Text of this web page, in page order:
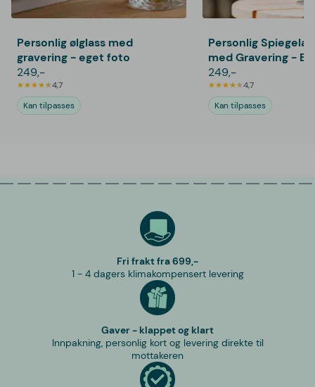
Personlig ølglass med
gravering - eget foto
249,-
4,7
Kan tilpasses
Personlig
med Gravering -
Navn & Krans
249,-
4,7
Kan tilpasses
Fri frakt fra 699,-
1 - 4 dagers klimakompensert levering
Gaver - klappet og klart
Innpakning, personlig kort og levering direkte til
mottakeren